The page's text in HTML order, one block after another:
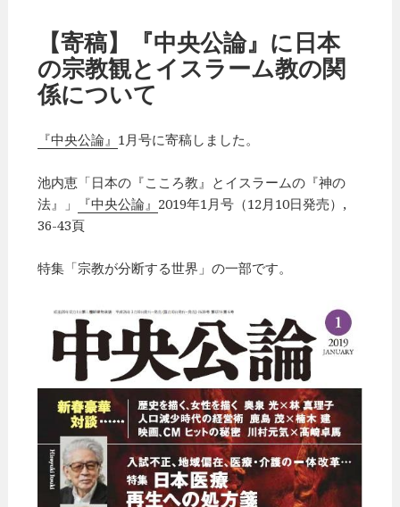
【寄稿】『中央公論』に日本
の宗教観とイスラーム教の関
係について
『中央公論』 1月号に寄稿しました。
池内恵「日本の『こころ教』とイスラームの『神の
法』」
『中央公論』 2019年1月号（12月10日発売）,
36-43頁
特集「宗教が分断する世界」の一部です。